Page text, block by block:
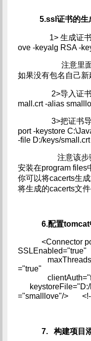
5.ssl证书的生
1> 生成证书：
ove -keyalg RSA -
注意里面的姓
如果没有包名自己新
2>导入证书：
mall.crt -alias
3>把证书导入
port -keystore
-file D:/keys/
注意该步骤可
安装在program files
你可以将cacerts生
将生成的cacerts文
6.配置
<Connector
SSLEnabled="true"
="true"
="smalllove"/> <!--
7. 构建项目